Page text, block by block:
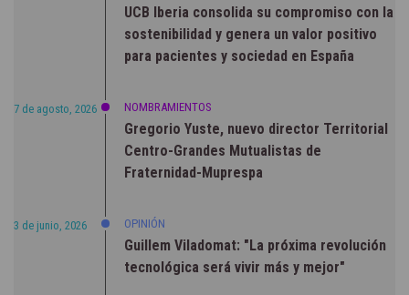
UCB Iberia consolida su compromiso con la
sostenibilidad y genera un valor positivo
para pacientes y sociedad en España
7 de agosto, 2026 NOMBRAMIENTOS
Gregorio Yuste, nuevo director Territorial
Centro-Grandes Mutualistas de
Fraternidad-Muprespa
3 de junio, 2026 OPINIÓN
Guillem Viladomat: "La próxima revolución
tecnológica será vivir más y mejor"